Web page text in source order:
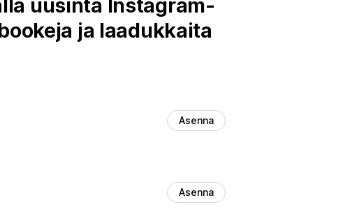
uusinta Instagram-
ja laadukkaita
Asenna
Asenna